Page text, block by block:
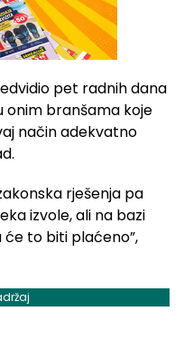
pet radnih dana
onim branšama koje
način adekvatno
rješenja pa
izvole, ali na bazi
to biti plaćeno”,